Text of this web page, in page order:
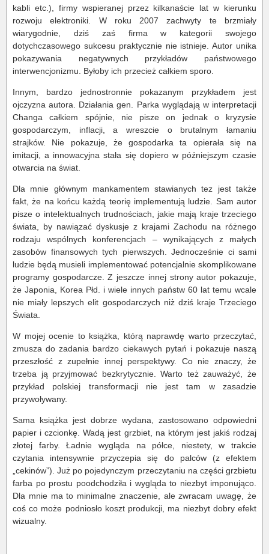
kabli etc.), firmy wspieranej przez kilkanaście lat w kierunku
rozwoju elektroniki. W roku 2007 zachwyty te brzmiały
wiarygodnie, dziś zaś firma w kategorii swojego
dotychczasowego sukcesu praktycznie nie istnieje. Autor unika
pokazywania negatywnych przykładów państwowego
interwencjonizmu. Byłoby ich przecież całkiem sporo.
Innym, bardzo jednostronnie pokazanym przykładem jest
ojczyzna autora. Działania gen. Parka wyglądają w interpretacji
Changa całkiem spójnie, nie pisze on jednak o kryzysie
gospodarczym, inflacji, a wreszcie o brutalnym łamaniu
strajków. Nie pokazuje, że gospodarka ta opierała się na
imitacji, a innowacyjna stała się dopiero w późniejszym czasie
otwarcia na świat.
Dla mnie głównym mankamentem stawianych tez jest także
fakt, że na końcu każdą teorię implementują ludzie. Sam autor
pisze o intelektualnych trudnościach, jakie mają kraje trzeciego
świata, by nawiązać dyskusje z krajami Zachodu na różnego
rodzaju wspólnych konferencjach – wynikających z małych
zasobów finansowych tych pierwszych. Jednocześnie ci sami
ludzie będą musieli implementować potencjalnie skomplikowane
programy gospodarcze. Z jeszcze innej strony autor pokazuje,
że Japonia, Korea Płd. i wiele innych państw 60 lat temu wcale
nie miały lepszych elit gospodarczych niż dziś kraje Trzeciego
Świata.
W mojej ocenie to książka, którą naprawdę warto przeczytać,
zmusza do zadania bardzo ciekawych pytań i pokazuje naszą
przeszłość z zupełnie innej perspektywy. Co nie znaczy, że
trzeba ją przyjmować bezkrytycznie. Warto też zauważyć, że
przykład polskiej transformacji nie jest tam w zasadzie
przywoływany.
Sama książka jest dobrze wydana, zastosowano odpowiedni
papier i czcionkę. Wadą jest grzbiet, na którym jest jakiś rodzaj
złotej farby. Ładnie wygląda na półce, niestety, w trakcie
czytania intensywnie przyczepia się do palców (z efektem
„cekinów”). Już po pojedynczym przeczytaniu na części grzbietu
farba po prostu poodchodziła i wygląda to niezbyt imponująco.
Dla mnie ma to minimalne znaczenie, ale zwracam uwagę, że
coś co może podniosło koszt produkcji, ma niezbyt dobry efekt
wizualny.